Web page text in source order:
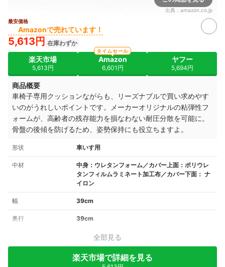
出典： amazon.co.jp
最安価格
Amazonで売れています！
5,613円 在庫わずか
楽天市場
5,613円
Amazon
6,601円
タイムセール
ヤフー
5,694円
商品概要
車椅子専用クッションながらも、リーズナブルで買い求めやす
いのがうれしいポイントです。メーカーオリジナルの粘弾性フ
ォームが、高齢者の残存能力を損なわない耐圧分散を可能に。
骨盤の後傾を防げるため、姿勢保持にも役立ちますよ。
形状 車いす用
中材
中身：ウレタンフォーム／カバー上面：ポリウレ
タンフィルムラミネート加工布／カバー下面： ナ
イロン
幅 39cm
奥行 39cm
全部見る
楽天市場で詳細を見る